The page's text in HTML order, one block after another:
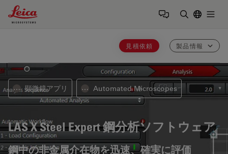
Leica Microsystems Logo
見積依頼 製品情報
⋯ 顕微鏡アプリ ⋯ Automated Microscopes
LAS X Steel Expert鋼分析ソフトウェア
鋼中の非金属介在物を迅速、確実に評価